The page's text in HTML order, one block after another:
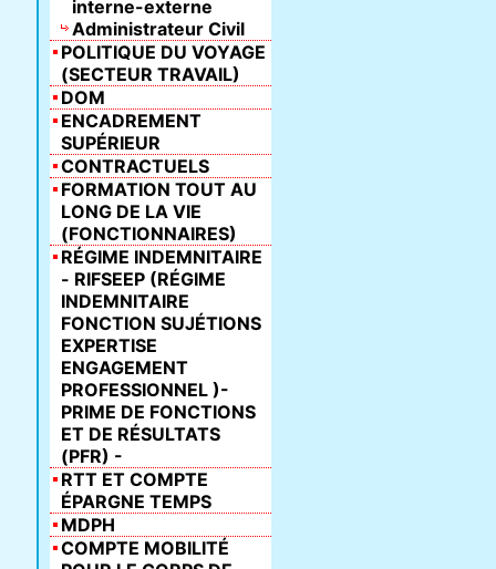
interne-externe
Administrateur Civil
POLITIQUE DU VOYAGE
(SECTEUR TRAVAIL)
DOM
ENCADREMENT
SUPÉRIEUR
CONTRACTUELS
FORMATION TOUT AU
LONG DE LA VIE
(FONCTIONNAIRES)
RÉGIME INDEMNITAIRE
- RIFSEEP (RÉGIME
INDEMNITAIRE
FONCTION SUJÉTIONS
EXPERTISE
ENGAGEMENT
PROFESSIONNEL )-
PRIME DE FONCTIONS
ET DE RÉSULTATS
(PFR) -
RTT ET COMPTE
ÉPARGNE TEMPS
MDPH
COMPTE MOBILITÉ